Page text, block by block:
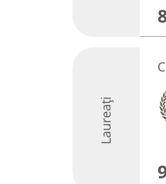
Laureați